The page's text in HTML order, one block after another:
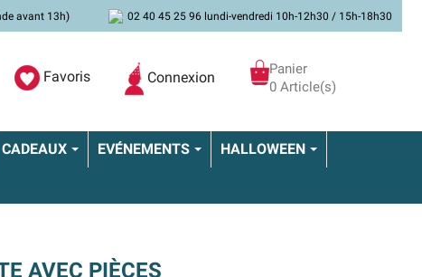
avant 13h) 02 40 45 25 96 lundi-vendredi 10h-12h30 / 15h-18h30
Favoris Connexion
Panier
0 Article(s)
CADEAUX EVÉNEMENTS HALLOWEEN
AVEC PIÈCES